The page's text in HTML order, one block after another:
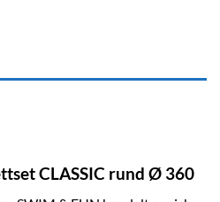
CLASSIC rund Ø 360